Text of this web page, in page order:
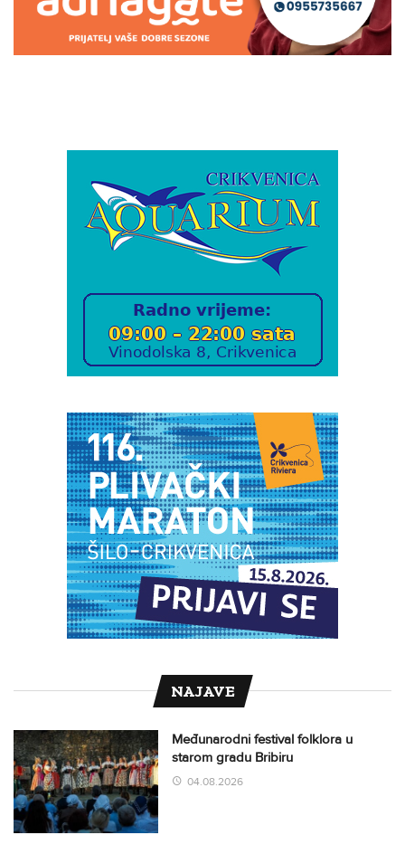
NAJAVE
Međunarodni festival folklora u
starom gradu Bribiru
04.08.2026